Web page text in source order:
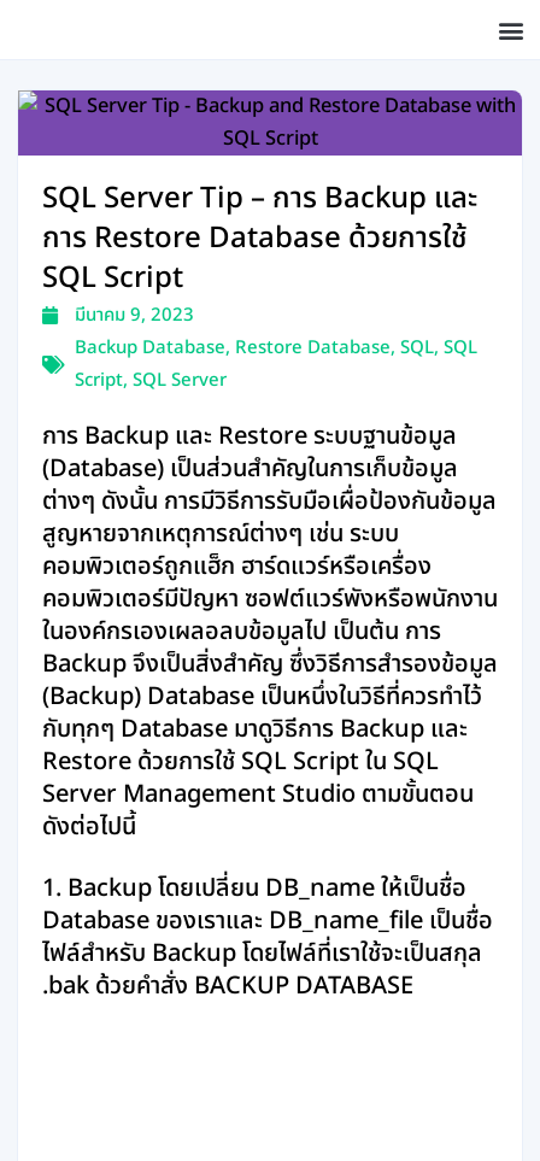
SQL Server Tip – การ Backup และ
การ Restore Database ด้วยการใช้
SQL Script
มีนาคม 9, 2023
Backup Database, Restore Database, SQL, SQL
Script, SQL Server
การ Backup และ Restore ระบบฐานข้อมูล
(Database) เป็นส่วนสำคัญในการเก็บข้อมูล
ต่างๆ ดังนั้น การมีวิธีการรับมือเผื่อป้องกันข้อมูล
สูญหายจากเหตุการณ์ต่างๆ เช่น ระบบ
คอมพิวเตอร์ถูกแฮ็ก ฮาร์ดแวร์หรือเครื่อง
คอมพิวเตอร์มีปัญหา ซอฟต์แวร์พังหรือพนักงาน
ในองค์กรเองเผลอลบข้อมูลไป เป็นต้น การ
Backup จึงเป็นสิ่งสำคัญ ซึ่งวิธีการสำรองข้อมูล
(Backup) Database เป็นหนึ่งในวิธีที่ควรทำไว้
กับทุกๆ Database มาดูวิธีการ Backup และ
Restore ด้วยการใช้ SQL Script ใน SQL
Server Management Studio ตามขั้นตอน
ดังต่อไปนี้
1. Backup โดยเปลี่ยน DB_name ให้เป็นชื่อ
Database ของเราและ DB_name_file เป็นชื่อ
ไฟล์สำหรับ Backup โดยไฟล์ที่เราใช้จะเป็นสกุล
.bak ด้วยคำสั่ง BACKUP DATABASE